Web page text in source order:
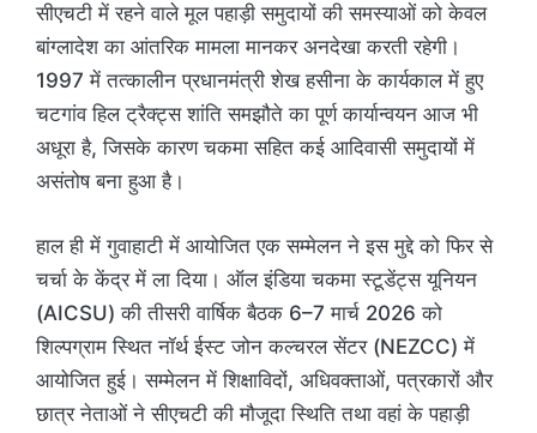
सीएचटी में रहने वाले मूल पहाड़ी समुदायों की समस्याओं को केवल
बांग्लादेश का आंतरिक मामला मानकर अनदेखा करती रहेगी।
1997 में तत्कालीन प्रधानमंत्री शेख हसीना के कार्यकाल में हुए
चटगांव हिल ट्रैक्ट्स शांति समझौते का पूर्ण कार्यान्वयन आज भी
अधूरा है, जिसके कारण चकमा सहित कई आदिवासी समुदायों में
असंतोष बना हुआ है।
हाल ही में गुवाहाटी में आयोजित एक सम्मेलन ने इस मुद्दे को फिर से
चर्चा के केंद्र में ला दिया। ऑल इंडिया चकमा स्टूडेंट्स यूनियन
(AICSU) की तीसरी वार्षिक बैठक 6–7 मार्च 2026 को
शिल्पग्राम स्थित नॉर्थ ईस्ट जोन कल्चरल सेंटर (NEZCC) में
आयोजित हुई। सम्मेलन में शिक्षाविदों, अधिवक्ताओं, पत्रकारों और
छात्र नेताओं ने सीएचटी की मौजूदा स्थिति तथा वहां के पहाड़ी